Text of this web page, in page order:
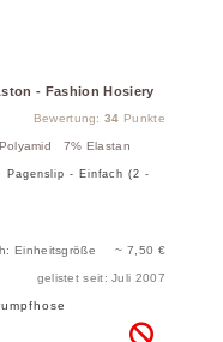
- Fashion Hosiery
Bewertung:34 Punkte
7% Elastan
Pagenslip - Einfach (2 -
Einheitsgröße ~ 7,50 €
gelistet seit: Juli 2007